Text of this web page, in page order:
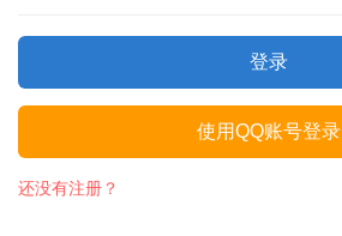
登录
使用QQ账号登录
还没有注册？